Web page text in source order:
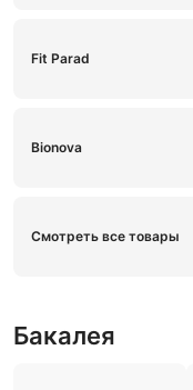
Fit Parad
Bionova
Смотреть все товары
Бакалея